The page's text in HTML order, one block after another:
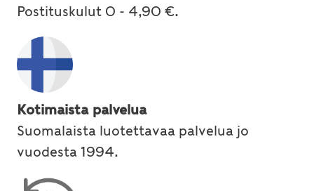
Postituskulut 0 - 4,90 €.
Kotimaista palvelua
Suomalaista luotettavaa palvelua jo
vuodesta 1994.